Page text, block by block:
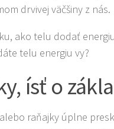
drvivej väčšiny z nás.
ako telu dodať
telu energiu vy?
ísť o
raňajky úplne